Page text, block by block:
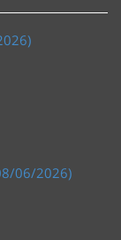
06/2026)